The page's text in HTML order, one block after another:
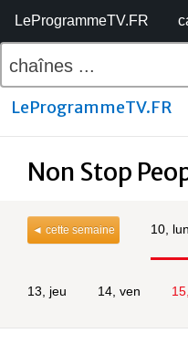
LeProgrammeTV.FR
chaînes ...
LeProgrammeTV.FR
Non Stop
◄ cette semaine 10, lun
13, jeu 14, ven